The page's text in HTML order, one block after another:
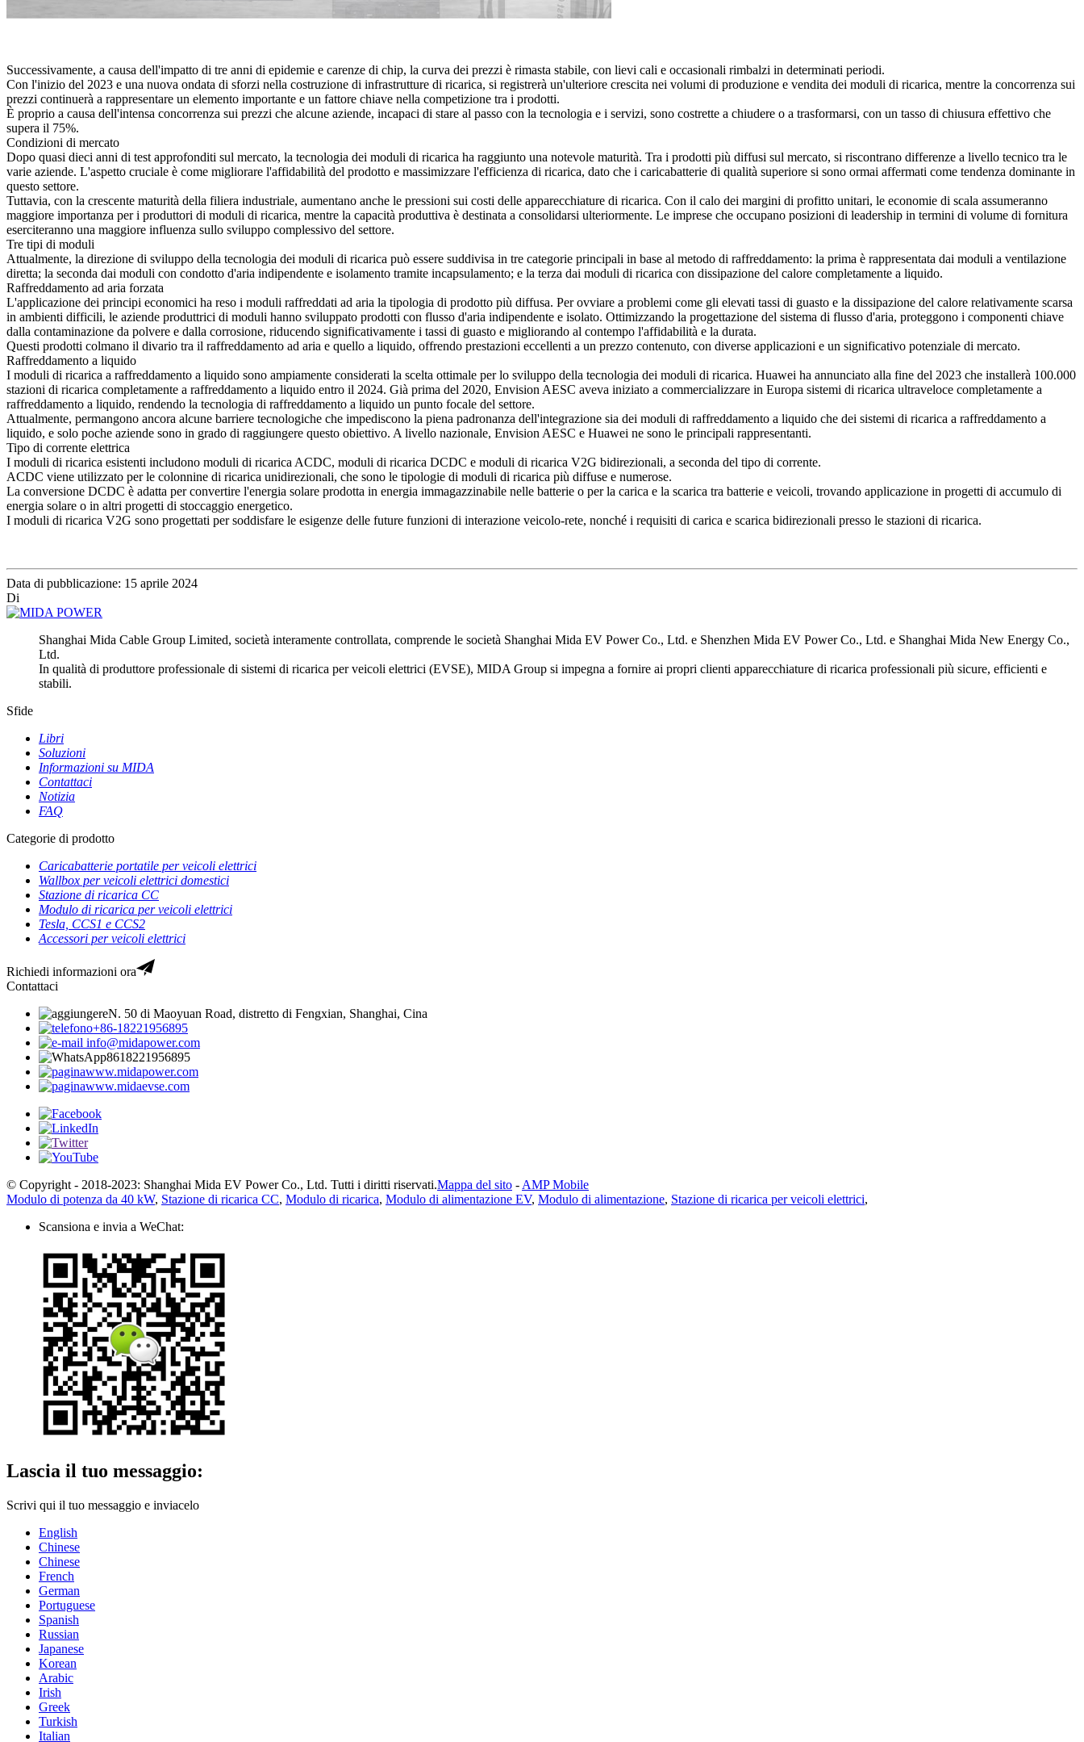
Successivamente, a causa dell'impatto di tre anni di epidemie e carenze di chip, la curva dei prezzi è rimasta stabile, con lievi cali e occasionali rimbalzi in determinati periodi.
Con l'inizio del 2023 e una nuova ondata di sforzi nella costruzione di infrastrutture di ricarica, si registrerà un'ulteriore crescita nei volumi di produzione e vendita dei moduli di ricarica, mentre la concorrenza sui
prezzi continuerà a rappresentare un elemento importante e un fattore chiave nella competizione tra i prodotti.
È proprio a causa dell'intensa concorrenza sui prezzi che alcune aziende, incapaci di stare al passo con la tecnologia e i servizi, sono costrette a chiudere o a trasformarsi, con un tasso di chiusura effettivo che
supera il 75%.
Condizioni di mercato
Dopo quasi dieci anni di test approfonditi sul mercato, la tecnologia dei moduli di ricarica ha raggiunto una notevole maturità. Tra i prodotti più diffusi sul mercato, si riscontrano differenze a livello tecnico tra le
varie aziende. L'aspetto cruciale è come migliorare l'affidabilità del prodotto e massimizzare l'efficienza di ricarica, dato che i caricabatterie di qualità superiore si sono ormai affermati come tendenza dominante in
questo settore.
Tuttavia, con la crescente maturità della filiera industriale, aumentano anche le pressioni sui costi delle apparecchiature di ricarica. Con il calo dei margini di profitto unitari, le economie di scala assumeranno
maggiore importanza per i produttori di moduli di ricarica, mentre la capacità produttiva è destinata a consolidarsi ulteriormente. Le imprese che occupano posizioni di leadership in termini di volume di fornitura
eserciteranno una maggiore influenza sullo sviluppo complessivo del settore.
Tre tipi di moduli
Attualmente, la direzione di sviluppo della tecnologia dei moduli di ricarica può essere suddivisa in tre categorie principali in base al metodo di raffreddamento: la prima è rappresentata dai moduli a ventilazione
diretta; la seconda dai moduli con condotto d'aria indipendente e isolamento tramite incapsulamento; e la terza dai moduli di ricarica con dissipazione del calore completamente a liquido.
Raffreddamento ad aria forzata
L'applicazione dei principi economici ha reso i moduli raffreddati ad aria la tipologia di prodotto più diffusa. Per ovviare a problemi come gli elevati tassi di guasto e la dissipazione del calore relativamente scarsa
in ambienti difficili, le aziende produttrici di moduli hanno sviluppato prodotti con flusso d'aria indipendente e isolato. Ottimizzando la progettazione del sistema di flusso d'aria, proteggono i componenti chiave
dalla contaminazione da polvere e dalla corrosione, riducendo significativamente i tassi di guasto e migliorando al contempo l'affidabilità e la durata.
Questi prodotti colmano il divario tra il raffreddamento ad aria e quello a liquido, offrendo prestazioni eccellenti a un prezzo contenuto, con diverse applicazioni e un significativo potenziale di mercato.
Raffreddamento a liquido
I moduli di ricarica a raffreddamento a liquido sono ampiamente considerati la scelta ottimale per lo sviluppo della tecnologia dei moduli di ricarica. Huawei ha annunciato alla fine del 2023 che installerà 100.000
stazioni di ricarica completamente a raffreddamento a liquido entro il 2024. Già prima del 2020, Envision AESC aveva iniziato a commercializzare in Europa sistemi di ricarica ultraveloce completamente a
raffreddamento a liquido, rendendo la tecnologia di raffreddamento a liquido un punto focale del settore.
Attualmente, permangono ancora alcune barriere tecnologiche che impediscono la piena padronanza dell'integrazione sia dei moduli di raffreddamento a liquido che dei sistemi di ricarica a raffreddamento a
liquido, e solo poche aziende sono in grado di raggiungere questo obiettivo. A livello nazionale, Envision AESC e Huawei ne sono le principali rappresentanti.
Tipo di corrente elettrica
I moduli di ricarica esistenti includono moduli di ricarica ACDC, moduli di ricarica DCDC e moduli di ricarica V2G bidirezionali, a seconda del tipo di corrente.
ACDC viene utilizzato per le colonnine di ricarica unidirezionali, che sono le tipologie di moduli di ricarica più diffuse e numerose.
La conversione DCDC è adatta per convertire l'energia solare prodotta in energia immagazzinabile nelle batterie o per la carica e la scarica tra batterie e veicoli, trovando applicazione in progetti di accumulo di
energia solare o in altri progetti di stoccaggio energetico.
I moduli di ricarica V2G sono progettati per soddisfare le esigenze delle future funzioni di interazione veicolo-rete, nonché i requisiti di carica e scarica bidirezionali presso le stazioni di ricarica.
Data di pubblicazione: 15 aprile 2024
Di
Shanghai Mida Cable Group Limited, società interamente controllata, comprende le società Shanghai Mida EV Power Co., Ltd. e Shenzhen Mida EV Power Co., Ltd. e Shanghai Mida New Energy Co.,
Ltd.
In qualità di produttore professionale di sistemi di ricarica per veicoli elettrici (EVSE), MIDA Group si impegna a fornire ai propri clienti apparecchiature di ricarica professionali più sicure, efficienti e
stabili.
Sfide
Libri
Soluzioni
Informazioni su MIDA
Contattaci
Notizia
FAQ
Categorie di prodotto
Caricabatterie portatile per veicoli elettrici
Wallbox per veicoli elettrici domestici
Stazione di ricarica CC
Modulo di ricarica per veicoli elettrici
Tesla, CCS1 e CCS2
Accessori per veicoli elettrici
Richiedi informazioni ora
Contattaci
N. 50 di Maoyuan Road, distretto di Fengxian, Shanghai, Cina
+86-18221956895
info@midapower.com
8618221956895
www.midapower.com
www.midaevse.com
© Copyright - 2018-2023: Shanghai Mida EV Power Co., Ltd. Tutti i diritti riservati.Mappa del sito - AMP Mobile
Modulo di potenza da 40 kW, Stazione di ricarica CC, Modulo di ricarica, Modulo di alimentazione EV, Modulo di alimentazione, Stazione di ricarica per veicoli elettrici,
Scansiona e invia a WeChat:
Lascia il tuo messaggio:
Scrivi qui il tuo messaggio e inviacelo
English
Chinese
Chinese
French
German
Portuguese
Spanish
Russian
Japanese
Korean
Arabic
Irish
Greek
Turkish
Italian